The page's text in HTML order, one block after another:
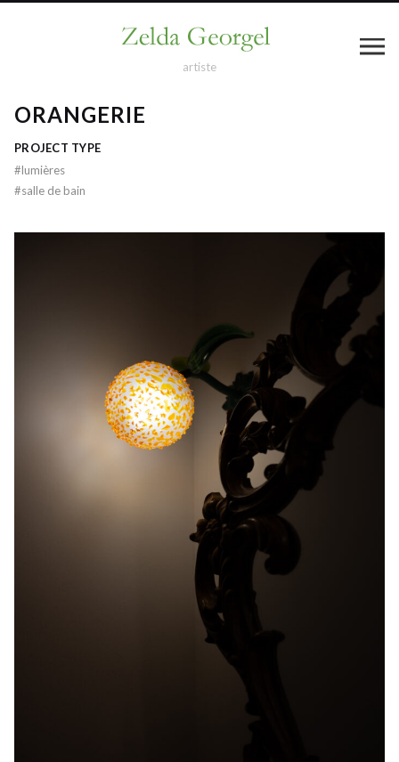
artiste
ORANGERIE
PROJECT TYPE
#lumières
#salle de bain